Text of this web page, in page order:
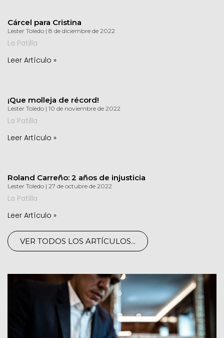
Cárcel para Cristina
Lester Toledo 8 de diciembre de 2022
La Patilla
Leer Artículo »
¡Que molleja de récord!
Lester Toledo 10 de noviembre de 2022
La Patilla
Leer Artículo »
Roland Carreño: 2 años de injusticia
Lester Toledo 27 de octubre de 2022
La Patilla
Leer Artículo »
VER TODOS LOS ARTÍCULOS...